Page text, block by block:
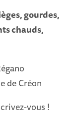
gourdes,
chauds,
de Créon
vous !